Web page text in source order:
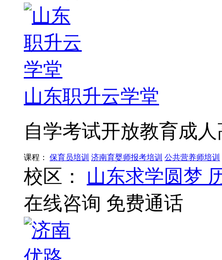
山东职升云学堂
自学考试开放教育成
课程： 保育员培训 济南育婴师报考培训 公共营养师培训
校区： 山东求学圆梦
在线咨询 免费通话